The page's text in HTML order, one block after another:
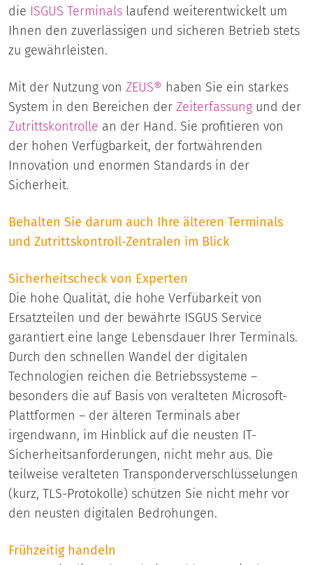
die ISGUS Terminals laufend weiterentwickelt um
Ihnen den zuverlässigen und sicheren Betrieb stets
zu gewährleisten.
Mit der Nutzung von ZEUS® haben Sie ein starkes
System in den Bereichen der Zeiterfassung und der
Zutrittskontrolle an der Hand. Sie profitieren von
der hohen Verfügbarkeit, der fortwährenden
Innovation und enormen Standards in der
Sicherheit.
Behalten Sie darum auch Ihre älteren Terminals
und Zutrittskontroll-Zentralen im Blick
Sicherheitscheck von Experten
Die hohe Qualität, die hohe Verfübarkeit von
Ersatzteilen und der bewährte ISGUS Service
garantiert eine lange Lebensdauer Ihrer Terminals.
Durch den schnellen Wandel der digitalen
Technologien reichen die Betriebssysteme –
besonders die auf Basis von veralteten Microsoft-
Plattformen – der älteren Terminals aber
irgendwann, im Hinblick auf die neusten IT-
Sicherheitsanforderungen, nicht mehr aus. Die
teilweise veralteten Transponderverschlüsselungen
(kurz, TLS-Protokolle) schützen Sie nicht mehr vor
den neusten digitalen Bedrohungen.
Frühzeitig handeln